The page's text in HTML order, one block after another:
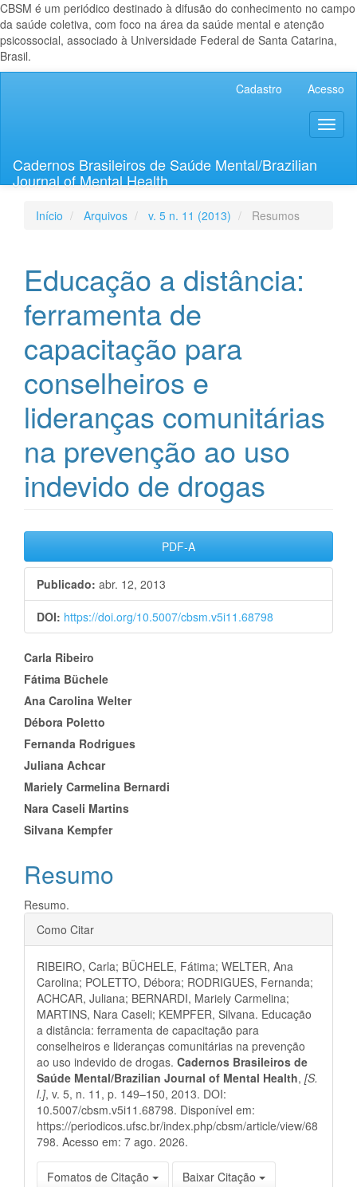
CBSM é um periódico destinado à difusão do conhecimento no campo
da saúde coletiva, com foco na área da saúde mental e atenção
psicossocial, associado à Universidade Federal de Santa Catarina,
Brasil.
Lateral
Cadastro Acesso
Cadernos Brasileiros de Saúde Mental/Brazilian
Journal of Mental Health
Início Arquivos v. 5 n. 11 (2013) Resumos
Educação a distância:
ferramenta de
capacitação para
conselheiros e
lideranças comunitárias
na prevenção ao uso
indevido de drogas
Barra
lateral
de
artigos
PDF-A
Publicado: abr. 12, 2013
DOI: https://doi.org/10.5007/cbsm.v5i11.68798
Conteúdo
do
artigo
principal
Carla Ribeiro
Fátima Büchele
Ana Carolina Welter
Débora Poletto
Fernanda Rodrigues
Juliana Achcar
Mariely Carmelina Bernardi
Nara Caseli Martins
Silvana Kempfer
Resumo
Resumo.
Detalhes
do
artigo
Como Citar
RIBEIRO, Carla; BÜCHELE, Fátima; WELTER, Ana
Carolina; POLETTO, Débora; RODRIGUES, Fernanda;
ACHCAR, Juliana; BERNARDI, Mariely Carmelina;
MARTINS, Nara Caseli; KEMPFER, Silvana. Educação
a distância: ferramenta de capacitação para
conselheiros e lideranças comunitárias na prevenção
ao uso indevido de drogas. Cadernos Brasileiros de
Saúde Mental/Brazilian Journal of Mental Health, [S.
l.], v. 5, n. 11, p. 149–150, 2013. DOI:
10.5007/cbsm.v5i11.68798. Disponível em:
https://periodicos.ufsc.br/index.php/cbsm/article/view/68
798. Acesso em: 7 ago. 2026.
Fomatos de Citação Baixar Citação